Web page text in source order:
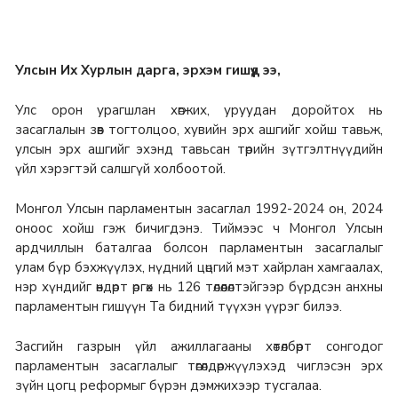
Улсын Их Хурлын дарга, эрхэм гишүүд ээ,
Улс орон урагшлан хөгжих, уруудан доройтох нь
засаглалын зөв тогтолцоо, хувийн эрх ашгийг хойш тавьж,
улсын эрх ашгийг эхэнд тавьсан төрийн зүтгэлтнүүдийн
үйл хэрэгтэй салшгүй холбоотой.
Монгол Улсын парламентын засаглал 1992-2024 он, 2024
оноос хойш гэж бичигдэнэ. Тиймээс ч Монгол Улсын
ардчиллын баталгаа болсон парламентын засаглалыг
улам бүр бэхжүүлэх, нүдний цөцгий мэт хайрлан хамгаалах,
нэр хүндийг өндөрт өргөх нь 126 төлөөлөлтэйгээр бүрдсэн анхны
парламентын гишүүн Та бидний түүхэн үүрэг билээ.
Засгийн газрын үйл ажиллагааны хөтөлбөрт сонгодог
парламентын засаглалыг төгөлдөржүүлэхэд чиглэсэн эрх
зүйн цогц реформыг бүрэн дэмжихээр тусгалаа.